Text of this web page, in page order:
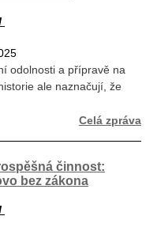
odolnosti a přípravě na
ale naznačují, že
Celá zpráva
činnost:
bez zákona